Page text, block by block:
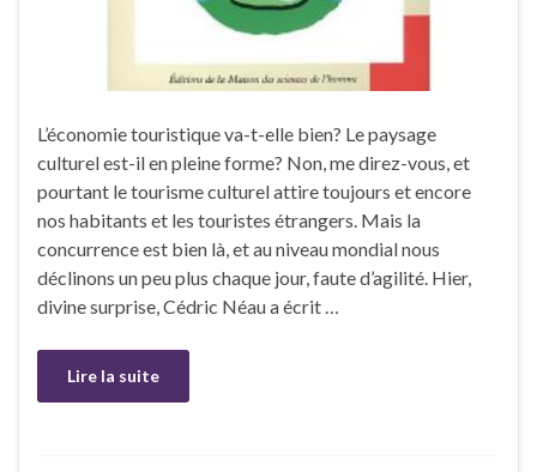
L’économie touristique va-t-elle bien? Le paysage
culturel est-il en pleine forme? Non, me direz-vous, et
pourtant le tourisme culturel attire toujours et encore
nos habitants et les touristes étrangers. Mais la
concurrence est bien là, et au niveau mondial nous
déclinons un peu plus chaque jour, faute d’agilité. Hier,
divine surprise, Cédric Néau a écrit …
Lire la suite